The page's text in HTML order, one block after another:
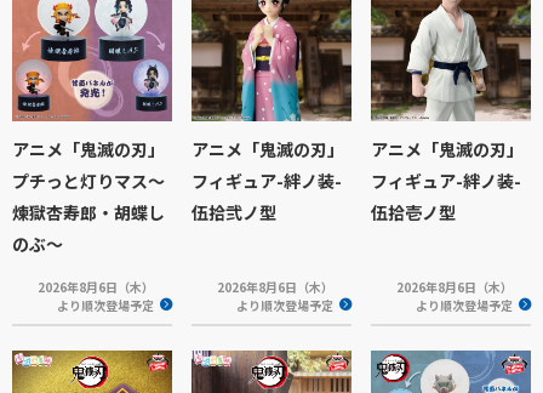
アニメ「鬼滅の刃」
プチっと灯りマス～
煉獄杏寿郎・胡蝶し
のぶ～
2026年8月6日（木）
より順次登場予定
アニメ「鬼滅の刃」
フィギュア-絆ノ装-
伍拾弐ノ型
2026年8月6日（木）
より順次登場予定
アニメ「鬼滅の刃」
フィギュア-絆ノ装-
伍拾壱ノ型
2026年8月6日（木）
より順次登場予定